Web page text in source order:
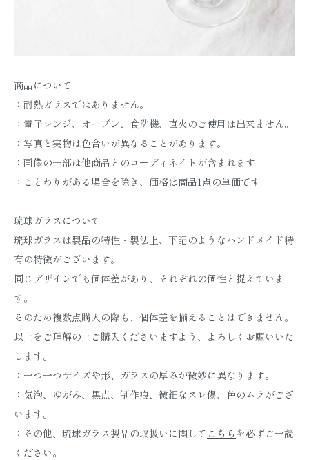
商品について
：耐熱ガラスではありません。
：電子レンジ、オーブン、食洗機、直火のご使用は出来ません。
：写真と実物は色合いが異なることがあります。
：画像の一部は他商品とのコーディネイトが含まれます
：ことわりがある場合を除き、価格は商品1点の単価です
琉球ガラスについて
琉球ガラスは製品の特性・製法上、下記のようなハンドメイド特
有の特徴がございます。
同じデザインでも個体差があり、それぞれの個性と捉えていま
す。
そのため複数点購入の際も、個体差を揃えることはできません。
以上をご理解の上ご購入くださいますよう、よろしくお願いいた
します。
：一つ一つサイズや形、ガラスの厚みが微妙に異なります。
：気泡、ゆがみ、黒点、制作痕、微細なスレ傷、色のムラがござ
います。
：その他、琉球ガラス製品の取扱いに関して こちら を必ずご一読
ください。